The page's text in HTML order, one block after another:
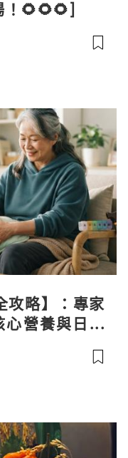
🌻🌻🌻]
攻略】：專家
營養與日常